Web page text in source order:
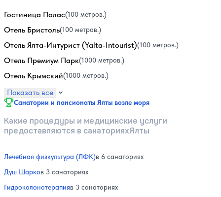
Гостиница Палас(100 метров.)
Отель Бристоль(100 метров.)
Отель Ялта-Интурист (Yalta-Intourist)(100 метров.)
Отель Премиум Парк(1000 метров.)
Отель Крымский(1000 метров.)
Показать все
Санатории и пансионаты Ялты возле моря
Какие процедуры и медицинские услуги
предоставляются в санаторияхЯлты
Лечебная физкультура (ЛФК)в 6 санаториях
Душ Шарков 3 санаториях
Гидроколонотерапияв 3 санаториях